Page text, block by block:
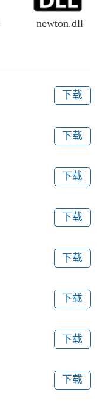
newton.dll
下载
下载
下载
下载
下载
下载
下载
下载